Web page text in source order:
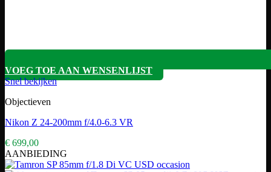
VOEG TOE AAN WENSENLIJST
Snel bekijken
Objectieven
Nikon Z 24-200mm f/4.0-6.3 VR
€ 699,00
AANBIEDING